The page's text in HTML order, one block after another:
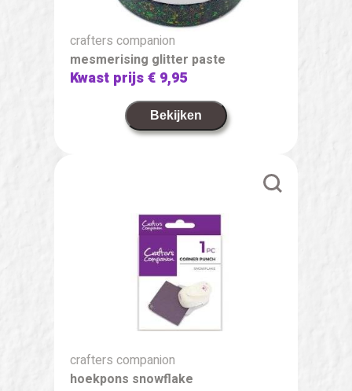
crafters companion
mesmerising glitter paste
Kwast prijs€ 9,95
Bekijken
crafters companion
hoekpons snowflake